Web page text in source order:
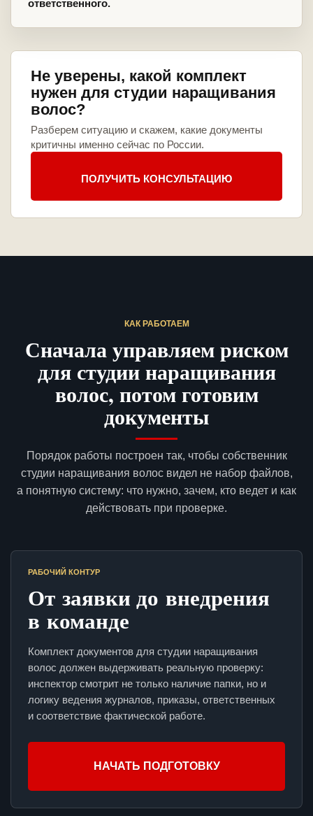
ответственного.
Не уверены, какой комплект
нужен для студии наращивания
волос?
Разберем ситуацию и скажем, какие документы
критичны именно сейчас по России.
ПОЛУЧИТЬ КОНСУЛЬТАЦИЮ
КАК РАБОТАЕМ
Сначала управляем риском
для студии наращивания
волос, потом готовим
документы
Порядок работы построен так, чтобы собственник
студии наращивания волос видел не набор файлов,
а понятную систему: что нужно, зачем, кто ведет и как
действовать при проверке.
РАБОЧИЙ КОНТУР
От заявки до внедрения
в команде
Комплект документов для студии наращивания
волос должен выдерживать реальную проверку:
инспектор смотрит не только наличие папки, но и
логику ведения журналов, приказы, ответственных
и соответствие фактической работе.
НАЧАТЬ ПОДГОТОВКУ